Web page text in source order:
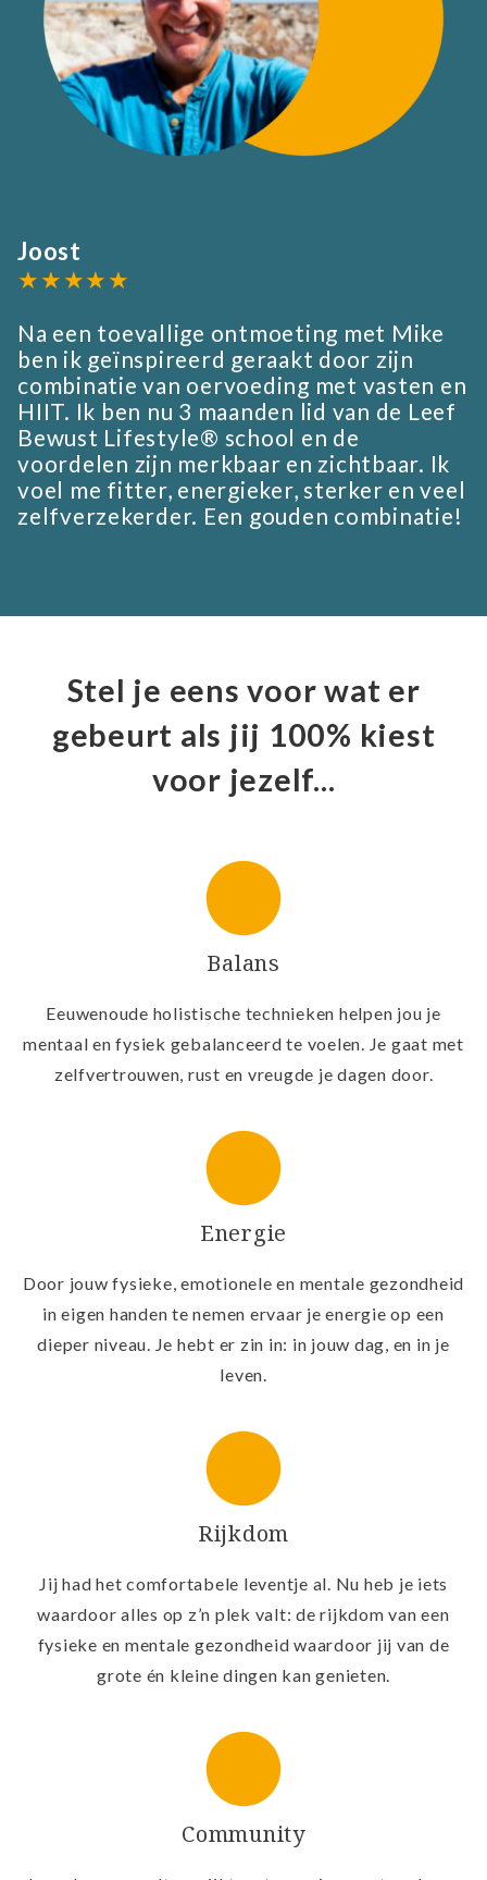
Joost
★★★★★
Na een toevallige ontmoeting met Mike
ben ik geïnspireerd geraakt door zijn
combinatie van oervoeding met vasten en
HIIT. Ik ben nu 3 maanden lid van de Leef
Bewust Lifestyle® school en de
voordelen zijn merkbaar en zichtbaar. Ik
voel me fitter, energieker, sterker en veel
zelfverzekerder. Een gouden combinatie!
Stel je eens voor wat er
gebeurt als jij 100% kiest
voor jezelf...
Balans
Eeuwenoude holistische technieken helpen jou je
mentaal en fysiek gebalanceerd te voelen. Je gaat met
zelfvertrouwen, rust en vreugde je dagen door.
Energie
Door jouw fysieke, emotionele en mentale gezondheid
in eigen handen te nemen ervaar je energie op een
dieper niveau. Je hebt er zin in: in jouw dag, en in je
leven.
Rijkdom
Jij had het comfortabele leventje al. Nu heb je iets
waardoor alles op z’n plek valt: de rijkdom van een
fysieke en mentale gezondheid waardoor jij van de
grote én kleine dingen kan genieten.
Community